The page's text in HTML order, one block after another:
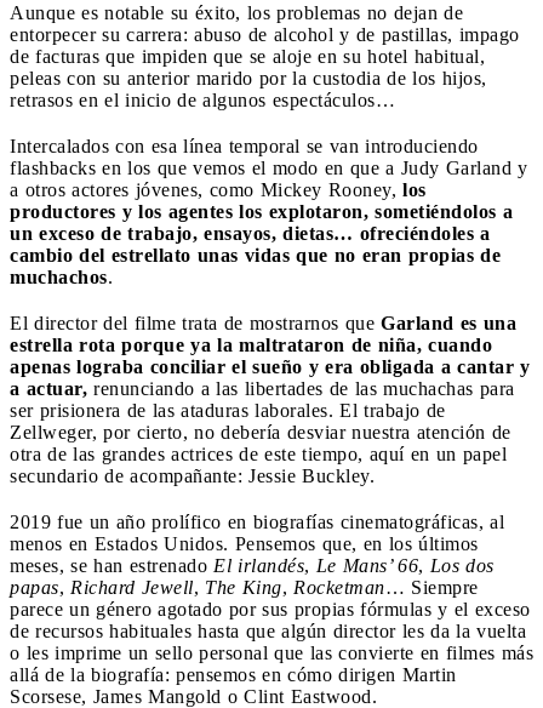
Aunque es notable su éxito, los problemas no dejan de
entorpecer su carrera: abuso de alcohol y de pastillas, impago
de facturas que impiden que se aloje en su hotel habitual,
peleas con su anterior marido por la custodia de los hijos,
retrasos en el inicio de algunos espectáculos…
Intercalados con esa línea temporal se van introduciendo
flashbacks en los que vemos el modo en que a Judy Garland y
a otros actores jóvenes, como Mickey Rooney, los
productores y los agentes los explotaron, sometiéndolos a
un exceso de trabajo, ensayos, dietas… ofreciéndoles a
cambio del estrellato unas vidas que no eran propias de
muchachos.
El director del filme trata de mostrarnos que Garland es una
estrella rota porque ya la maltrataron de niña, cuando
apenas lograba conciliar el sueño y era obligada a cantar y
a actuar, renunciando a las libertades de las muchachas para
ser prisionera de las ataduras laborales. El trabajo de
Zellweger, por cierto, no debería desviar nuestra atención de
otra de las grandes actrices de este tiempo, aquí en un papel
secundario de acompañante: Jessie Buckley.
2019 fue un año prolífico en biografías cinematográficas, al
menos en Estados Unidos. Pensemos que, en los últimos
meses, se han estrenado El irlandés, Le Mans’ 66, Los dos
papas, Richard Jewell, The King, Rocketman… Siempre
parece un género agotado por sus propias fórmulas y el exceso
de recursos habituales hasta que algún director les da la vuelta
o les imprime un sello personal que las convierte en filmes más
allá de la biografía: pensemos en cómo dirigen Martin
Scorsese, James Mangold o Clint Eastwood.